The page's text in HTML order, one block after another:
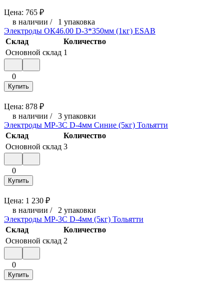
Цена: 765 ₽
в наличии / 1 упаковка
Электроды ОК46.00 D-3*350мм (1кг) ESAB
Склад
Количество
Основной склад 1
0
Купить
Цена: 878 ₽
в наличии / 3 упаковки
Электроды МР-3С D-4мм Синие (5кг) Тольятти
Склад
Количество
Основной склад 3
0
Купить
Цена: 1 230 ₽
в наличии / 2 упаковки
Электроды МР-3С D-4мм (5кг) Тольятти
Склад
Количество
Основной склад 2
0
Купить